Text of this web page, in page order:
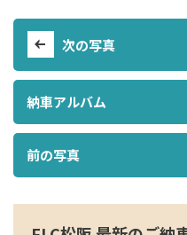
次の写真
納車アルバム
前の写真